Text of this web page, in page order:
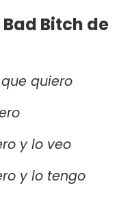
Bitch de
quiero
y lo veo
y lo tengo